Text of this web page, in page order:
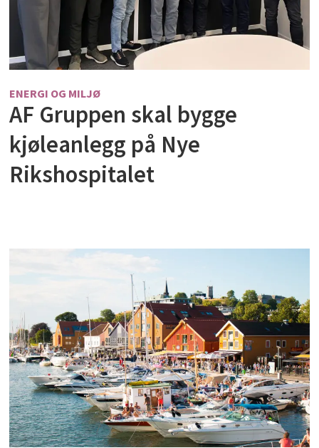
ENERGI OG MILJØ
AF Gruppen skal bygge
kjøleanlegg på Nye
Rikshospitalet